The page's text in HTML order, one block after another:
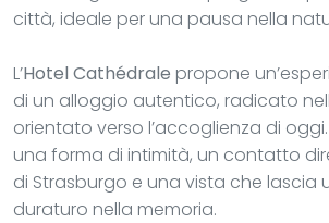
città, ideale per una pausa nella
L’Hotel Cathédrale propone
di un alloggio autentico, radicato
orientato verso l’accoglienza di
una forma di intimità, un contatto
di Strasburgo e una vista che lascia
duraturo nella memoria.